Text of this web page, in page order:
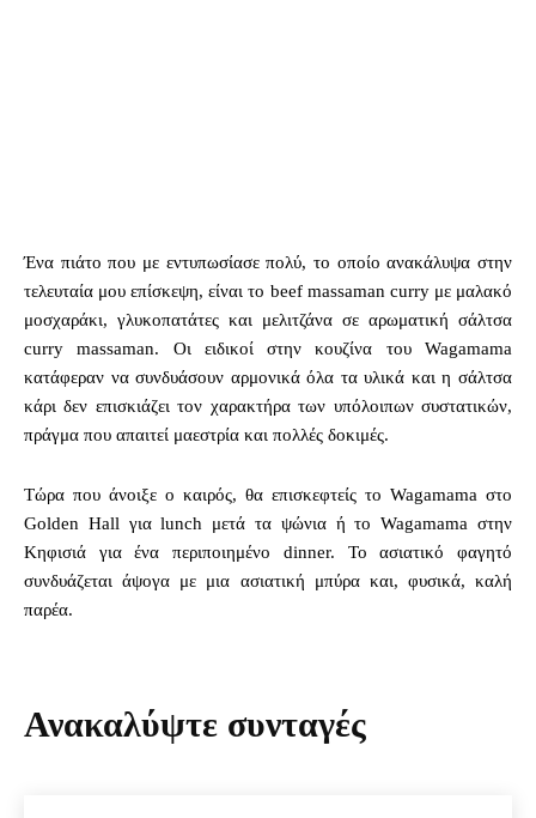
Ένα πιάτο που με εντυπωσίασε πολύ, το οποίο ανακάλυψα στην
τελευταία μου επίσκεψη, είναι το beef massaman curry με μαλακό
μοσχαράκι, γλυκοπατάτες και μελιτζάνα σε αρωματική σάλτσα
curry massaman. Οι ειδικοί στην κουζίνα του Wagamama
κατάφεραν να συνδυάσουν αρμονικά όλα τα υλικά και η σάλτσα
κάρι δεν επισκιάζει τον χαρακτήρα των υπόλοιπων συστατικών,
πράγμα που απαιτεί μαεστρία και πολλές δοκιμές.
Τώρα που άνοιξε ο καιρός, θα επισκεφτείς το Wagamama στο
Golden Hall για lunch μετά τα ψώνια ή το Wagamama στην
Κηφισιά για ένα περιποιημένο dinner. Το ασιατικό φαγητό
συνδυάζεται άψογα με μια ασιατική μπύρα και, φυσικά, καλή
παρέα.
Ανακαλύψτε συνταγές